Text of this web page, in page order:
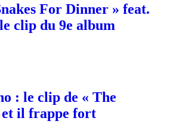
For Dinner » feat.
clip du 9e album
: le clip de « The
et il frappe fort